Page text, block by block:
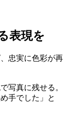
表現を
忠実に色彩が再
写真に残せる。
手でした」と